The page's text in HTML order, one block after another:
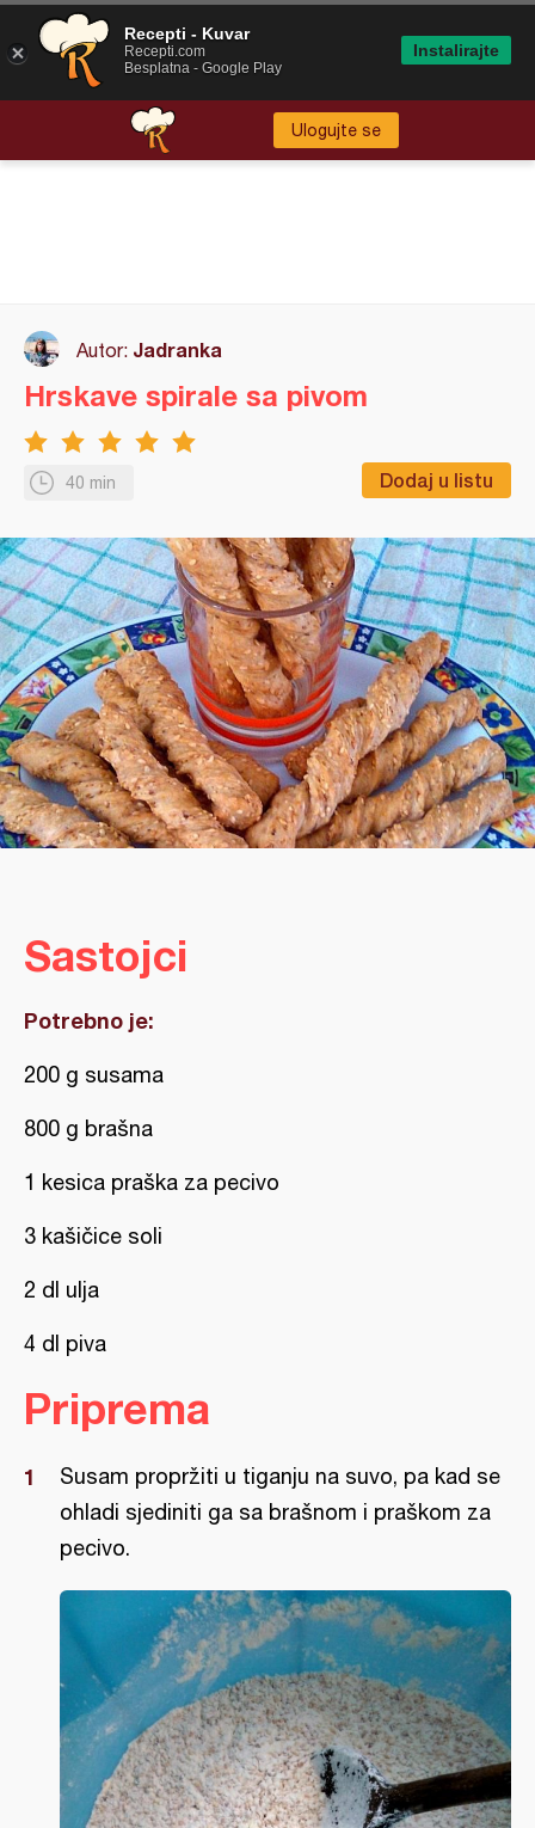
Ulogujte se
Autor: Jadranka
40 min Dodaj u listu
Hrskave spirale sa pivom
Sastojci
Potrebno je:
200 g susama
800 g brašna
1 kesica praška za pecivo
3 kašičice soli
2 dl ulja
4 dl piva
Priprema
Susam propržiti u tiganju na suvo, pa kad se
ohladi sjediniti ga sa brašnom i praškom za
pecivo.
Recepti - Kuvar
Recepti.com
Besplatna - Google Play
Instalirajte